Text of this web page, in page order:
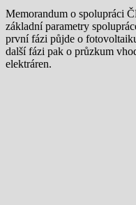
Memorandum o spolupráci
základní parametry
první fázi půjde o
další fázi pak o průzkum
elektráren.